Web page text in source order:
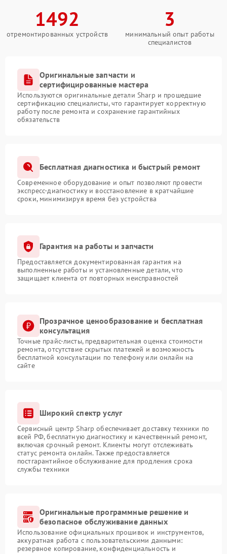
1492
отремонтированных устройств
3
минимальный опыт работы
специалистов
Оригинальные запчасти и
сертифицированные мастера
Используются оригинальные детали Sharp и прошедшие
сертификацию специалисты, что гарантирует корректную
работу после ремонта и сохранение гарантийных
обязательств
Бесплатная диагностика и быстрый ремонт
Современное оборудование и опыт позволяют провести
экспресс-диагностику и восстановление в кратчайшие
сроки, минимизируя время без устройства
Гарантия на работы и запчасти
Предоставляется документированная гарантия на
выполненные работы и установленные детали, что
защищает клиента от повторных неисправностей
Прозрачное ценообразование и бесплатная
консультация
Точные прайс-листы, предварительная оценка стоимости
ремонта, отсутствие скрытых платежей и возможность
бесплатной консультации по телефону или онлайн на
сайте
Широкий спектр услуг
Сервисный центр Sharp обеспечивает доставку техники по
всей РФ, бесплатную диагностику и качественный ремонт,
включая срочный ремонт. Клиенты могут отслеживать
статус ремонта онлайн. Также предоставляется
постгарантийное обслуживание для продления срока
службы техники
Оригинальные программные решение и
безопасное обслуживание данных
Использование официальных прошивок и инструментов,
аккуратная работа с пользовательскими данными:
резервное копирование, конфиденциальность и